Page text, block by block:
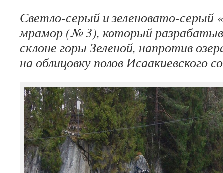
Светло-серый и зеленовато-серый
мрамор (№ 3), который
склоне горы Зеленой, напротив
на облицовку полов Исаакиевского